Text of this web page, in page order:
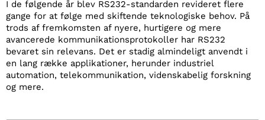
I de følgende år blev RS232-standarden revideret flere
gange for at følge med skiftende teknologiske behov. På
trods af fremkomsten af nyere, hurtigere og mere
avancerede kommunikationsprotokoller har RS232
bevaret sin relevans. Det er stadig almindeligt anvendt i
en lang række applikationer, herunder industriel
automation, telekommunikation, videnskabelig forskning
og mere.